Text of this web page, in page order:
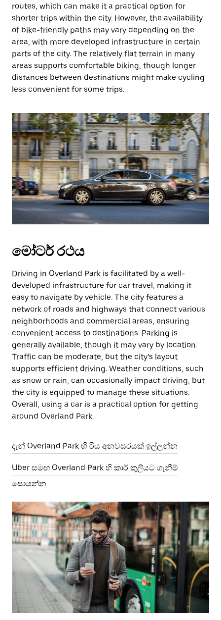
routes, which can make it a practical option for
shorter trips within the city. However, the availability
of bike-friendly paths may vary depending on the
area, with more developed infrastructure in certain
parts of the city. The relatively flat terrain in many
areas supports comfortable biking, though longer
distances between destinations might make cycling
less convenient for some trips.
මෝටර් රථය
Driving in Overland Park is facilitated by a well-
developed infrastructure for car travel, making it
easy to navigate by vehicle. The city features a
network of roads and highways that connect various
neighborhoods and commercial areas, ensuring
convenient access to destinations. Parking is
generally available, though it may vary by location.
Traffic can be moderate, but the city’s layout
supports efficient driving. Weather conditions, such
as snow or rain, can occasionally impact driving, but
the city is equipped to manage these situations.
Overall, using a car is a practical option for getting
around Overland Park.
දැන් Overland Park හි රිය අනවසරයක් ඉල්ලන්න
Uber සමඟ Overland Park හි කාර් කුලියට ගැනීම්
සොයන්න